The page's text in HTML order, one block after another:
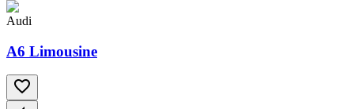
Audi
A6 Limousine